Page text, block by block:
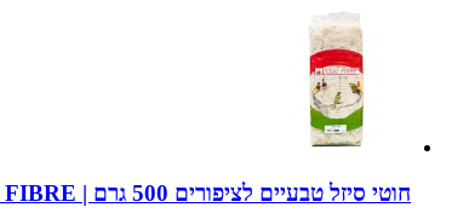
חוטי סיזל טבעיים לציפורים 500 גרם | SISAL FIBRE